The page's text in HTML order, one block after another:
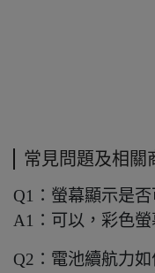
常見問題及相關
Q1：螢幕顯示是
A1：可以，彩色
Q2：電池續航力如